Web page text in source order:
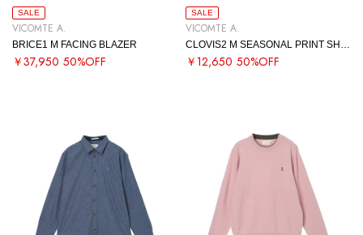
SALE
VICOMTE A.
BRICE1 M FACING BLAZER
￥37,950 50%OFF
SALE
VICOMTE A.
￥12,650 50%OFF